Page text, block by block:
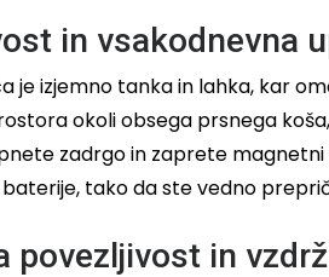
in vsakodnevna
je izjemno tanka in lahka, kar
okoli obsega prsnega
zadrgo in zaprete
tako da ste vedno
povezljivost in